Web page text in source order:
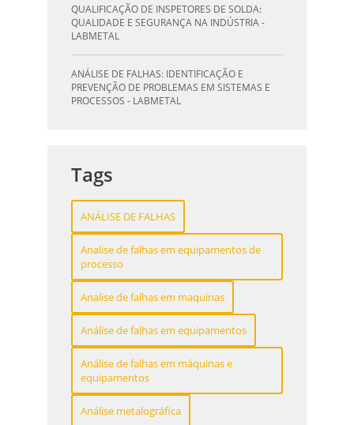
LABMETAL
PRODUTOS - LABMETAL
QUALIFICAÇÃO DE INSPETORES DE SOLDA:
QUALIDADE E SEGURANÇA NA INDÚSTRIA -
LABMETAL
ANÁLISE DE FALHAS: IDENTIFICAÇÃO E
PREVENÇÃO DE PROBLEMAS EM SISTEMAS E
PROCESSOS - LABMETAL
QUALIFICAÇÃO DE SOLDADORES: PILAR DO
SUCESSO NA INDÚSTRIA METALÚRGICA -
LABMETAL
QUALIFICAÇÃO DE INSPETORES DE SOLDA:
DESTAQUE-SE NA INDÚSTRIA - LABMETAL
O QUE UM LABORATÓRIO DE ANÁLISE QUÍMICA
PODE FAZER POR VOCÊ E SUA EMPRESA -
LABMETAL
LABORATÓRIO DE TESTES: GARANTA
QUALIDADE E SEGURANÇA DOS SEUS
PRODUTOS - LABMETAL
Tags
ANÁLISE DE FALHAS
Analise de falhas em equipamentos de
processo
Analise de falhas em maquinas
Análise de falhas em equipamentos
Análise de falhas em máquinas e
equipamentos
Análise metalográfica